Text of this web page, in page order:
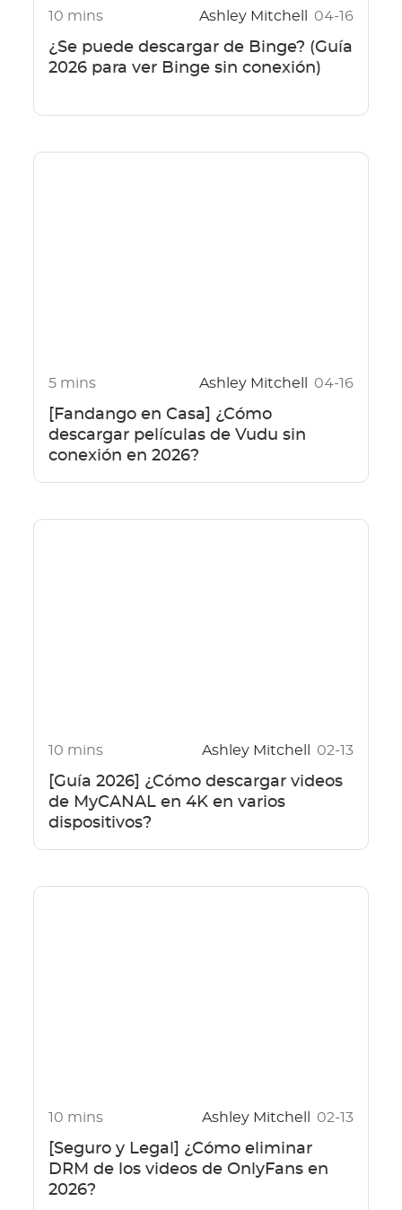
10 mins Ashley Mitchell 04-16
¿Se puede descargar de Binge? (Guía
2026 para ver Binge sin conexión)
5 mins Ashley Mitchell 04-16
[Fandango en Casa] ¿Cómo
descargar películas de Vudu sin
conexión en 2026?
10 mins Ashley Mitchell 02-13
[Guía 2026] ¿Cómo descargar videos
de MyCANAL en 4K en varios
dispositivos?
10 mins Ashley Mitchell 02-13
[Seguro y Legal] ¿Cómo eliminar
DRM de los videos de OnlyFans en
2026?